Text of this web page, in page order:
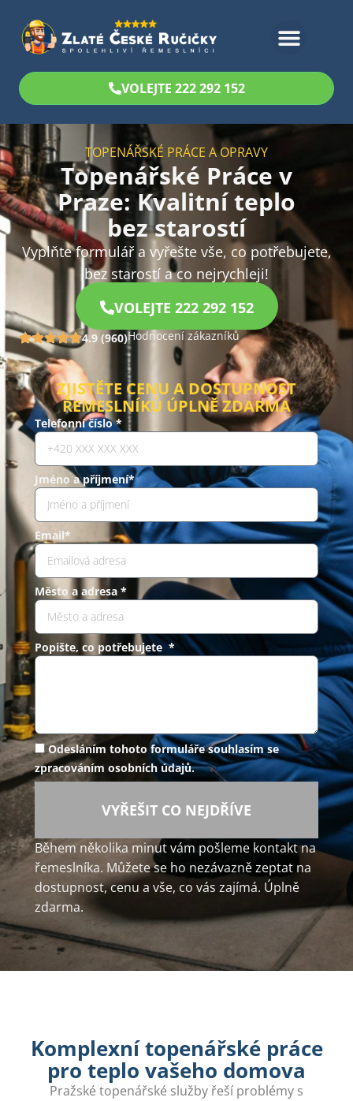
VOLEJTE 222 292 152
TOPENÁŘSKÉ PRÁCE A OPRAVY
Topenářské Práce v
Praze: Kvalitní teplo
bez starostí
Vyplňte formulář a vyřešte vše, co potřebujete,
bez starostí a co nejrychleji!
VOLEJTE 222 292 152
4.9 (960)Hodnocení zákazníků
ZJISTĚTE CENU A DOSTUPNOST
ŘEMESLNÍKŮ ÚPLNĚ ZDARMA
Telefonní číslo *
Jméno a příjmení*
Email*
Město a adresa *
Popište, co potřebujete *
Odesláním tohoto formuláře souhlasím se
zpracováním osobních údajů.
VYŘEŠIT CO NEJDŘÍVE
Během několika minut vám pošleme kontakt na
řemeslníka. Můžete se ho nezávazně zeptat na
dostupnost, cenu a vše, co vás zajímá. Úplně
zdarma.
Komplexní topenářské práce
pro teplo vašeho domova
Pražské topenářské služby řeší problémy s